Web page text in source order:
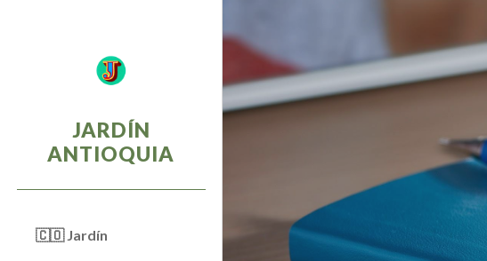
JARDÍN
ANTIOQUIA
🇨🇴 Jardín